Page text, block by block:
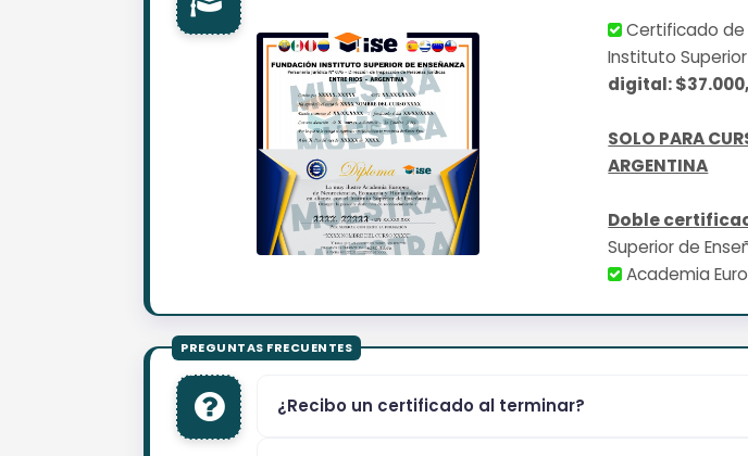
Certificado de
Instituto
digital:
SOLO PARA
ARGENTINA
Doble
Superior de
Academia
¿Recibo un certificado al terminar?